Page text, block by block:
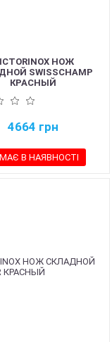
НОЖ
SWISSCHAMP
КРАСНЫЙ
4664 грн
В НАЯВНОСТІ